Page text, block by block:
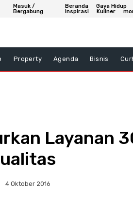
Masuk /
Bergabung
Beranda Gaya Hidup
Inspirasi
Kuliner
Property Agenda Bisnis
Layanan
4 Oktober 2016